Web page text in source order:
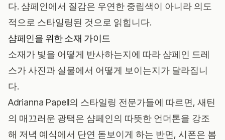
다. 샴페인에서 질감은 우연한 중립색이 아니라 의도
적으로 스타일링된 것으로 읽힙니다.
샴페인을 위한 소재 가이드
소재가 빛을 어떻게 반사하는지에 따라 샴페인 드레
스가 사진과 실물에서 어떻게 보이는지가 달라집니
다.
Adrianna Papell의 스타일링 전문가들에 따르면, 새틴
의 매끄러운 광택은 샴페인의 따뜻한 언더톤을 강조
해 저녁 예식에서 단연 돋보이게 하는 반면, 시폰은 봄